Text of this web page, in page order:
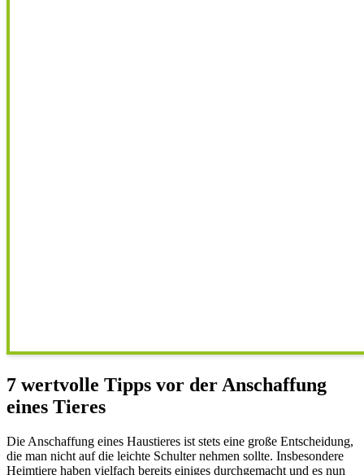
7 wertvolle Tipps vor der Anschaffung
eines Tieres
Die Anschaffung eines Haustieres ist stets eine große Entscheidung,
die man nicht auf die leichte Schulter nehmen sollte. Insbesondere
Heimtiere haben vielfach bereits einiges durchgemacht und es nun